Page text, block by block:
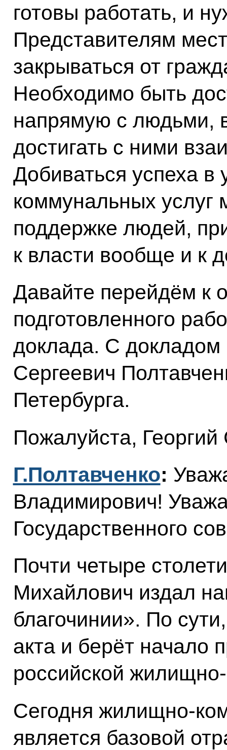
готовы работать, и
Представителям
закрываться от
Необходимо быть
напрямую с людьми,
достигать с ними
Добиваться успеха в
коммунальных
поддержке людей,
к власти вообще и к
Давайте перейдём к
подготовленного
доклада. С докладом
Сергеевич
Петербурга.
Пожалуйста, Георгий
Г.Полтавченко:
Владимирович!
Государственного
Почти четыре
Михайлович издал
благочинии». По
акта и берёт начало
российской
Сегодня жилищно-
является базовой